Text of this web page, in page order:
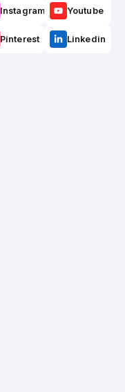
Instagram Youtube
Pinterest Linkedin